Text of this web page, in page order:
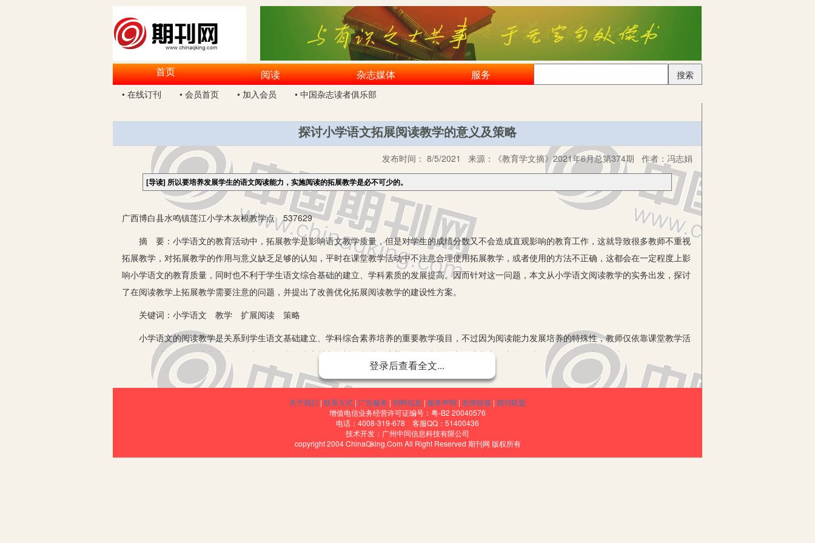
首页 阅读 杂志媒体 服务
搜索
• 在线订刊
• 会员首页 • 加入会员 • 中国杂志读者俱乐部
探讨小学语文拓展阅读教学的意义及策略
发布时间： 8/5/2021 来源： 《教育学文摘》2021年6月总第374期 作者： 冯志娟
[导读] 所以要培养发展学生的语文阅读能力，实施阅读的拓展教学是必不可少的。
广西博白县水鸣镇莲江小学木灰根教学点 537629
摘 要：小学语文的教育活动中，拓展教学是影响语文教学质量，但是对学生的成绩分数又不会造成直观影响的教育工作，这就导致很多教师不重视
拓展教学，对拓展教学的作用与意义缺乏足够的认知，平时在课堂教学活动中不注意合理使用拓展教学，或者使用的方法不正确，这都会在一定程度上影
响小学语文的教育质量，同时也不利于学生语文综合基础的建立、学科素质的发展提高。因而针对这一问题，本文从小学语文阅读教学的实务出发，探讨
了在阅读教学上拓展教学需要注意的问题，并提出了改善优化拓展阅读教学的建设性方案。
关键词：小学语文 教学 扩展阅读 策略
小学语文的阅读教学是关系到学生语文基础建立、学科综合素养培养的重要教学项目，不过因为阅读能力发展培养的特殊性，教师仅依靠课堂教学活
动有限的时间，很难让学生接触到大量的语文阅读素材和资料，所以要培养发展学生的语文阅读能力，实施阅读的拓展教学是必不可少的。
一、小学语文拓展阅读教学存在的问题分析
1.拓展内容单一。一些教师在开展语文阅读教学时，往往喜欢采用查字典的方式实施照本宣科的语文拓展阅读，把阅读材料的名称、作者进行解释，
把百度百科上有关的知识点读给学生，就算完成了拓展阅读教学，这样学生一方面对这样的知识内容不会感兴趣，缺乏认知动力，也就难以产生学习动
力，同时学生只获得拓展知识的灌输，而并不知道为何要了解这些知识，了解了有什么用，加之这些内容也不会考试，因而往往听过就忘，拓展教学的效
登录后查看全文...
关于我们 | 联系方式 | 广告服务 | 招聘信息 | 服务声明 | 友情链接 | 期刊联盟
增值电信业务经营许可证编号：粤-B2 20040576
电话：4008-319-678 客服QQ：51400436
技术开发：广州中同信息科技有限公司
copyright 2004 ChinaQking.Com All Right Reserved 期刊网 版权所有